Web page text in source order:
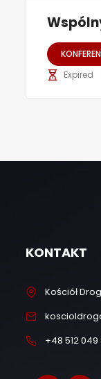
Expired
KONTAKT
Kościół
+48 512 049